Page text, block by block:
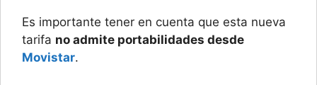
Es importante tener en cuenta que esta nueva
tarifa no admite portabilidades desde
Movistar.